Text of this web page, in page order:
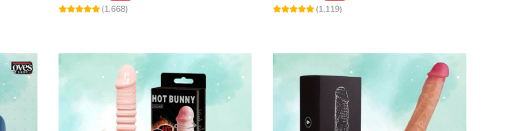
(1,668)
(1,119)